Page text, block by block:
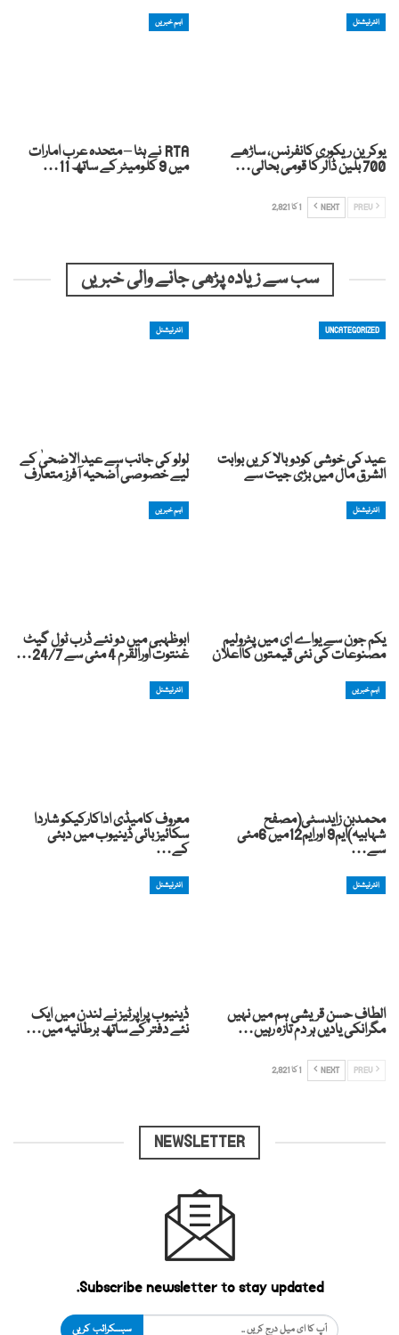
انٹرنیشنل
یوکرین ریکوری کانفرنس، ساڑھے
700 بلین ڈالر کا قومی بحالی…
اہم خبریں
RTA نے ہٹا – متحدہ عرب امارات
میں 9 کلومیٹر کے ساتھ 11…
NEXT 1 کا 2,821
سب سے زیادہ پڑھی جانے والی خبریں
UNCATEGORIZED
عید کی خوشی کودوبالا کریں بوابت
الشرق مال میں بڑی جیت سے
انٹرنیشنل
لولو کی جانب سے عید الاضحیٰ کے
لیے خصوصی اُضحیہ آفرز متعارف
انٹرنیشنل
یکم جون سے یواے ای میں پٹرولیم
مصنوعات کی نئی قیمتوں کااعلان
اہم خبریں
ابوظہبی میں دو نئے ڈرب ٹول گیٹ
غنتوت اورالقرم 4 مئی سے 24/7…
اہم خبریں
محمدبن زایدسٹی(مصفح
شہابیہ)ایم9 اورایم12میں 6مئی
سے…
انٹرنیشنل
معروف کامیڈی اداکارکیکو شاردا
سکائیز بائی ڈینیوب میں دبئی
کے…
انٹرنیشنل
الطاف حسن قریشی ہم میں نہیں
مگرانکی یادیں ہر دم تازہ رہیں…
انٹرنیشنل
ڈینیوب پراپرٹیز نے لندن میں ایک
نئے دفتر کے ساتھ برطانیہ میں…
NEXT 1 کا 2,821
NEWSLETTER
Subscribe newsletter to stay updated.
سبسکرائب کریں